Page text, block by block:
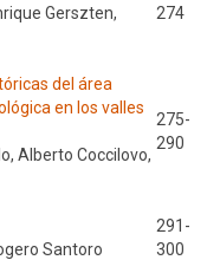
274
Gerszten,
del área
en los valles
275-
290
Alberto Coccilovo,
291-
300
Santoro